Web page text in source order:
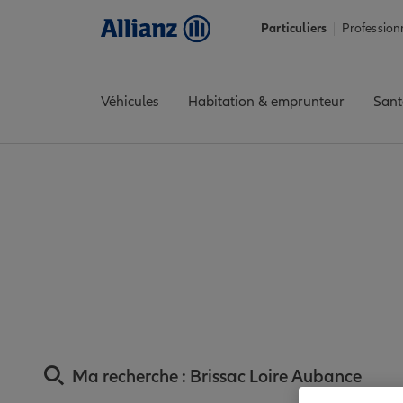
Particuliers
Véhicules Habitation & emprunteur
Ma recherche : Brissac Loire Aubance